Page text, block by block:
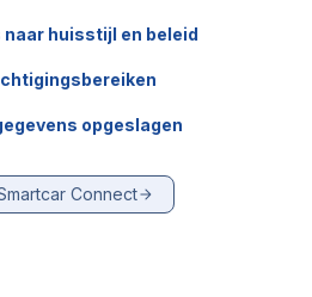
huisstijl en beleid
opgeslagen
Connect